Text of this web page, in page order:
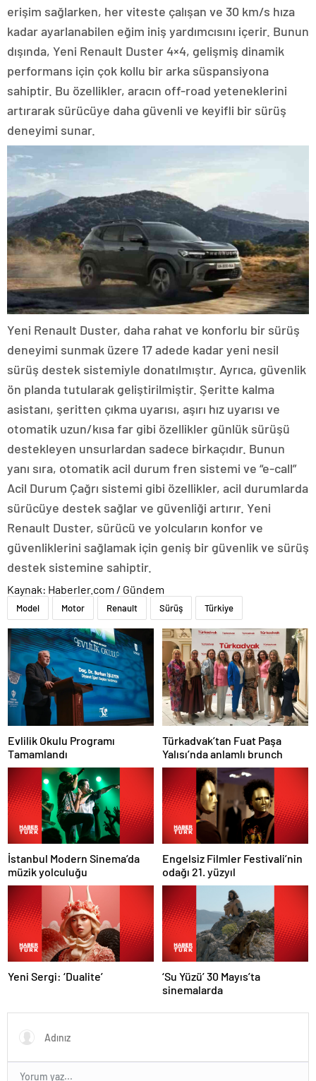
erişim sağlarken, her viteste çalışan ve 30 km/s hıza
kadar ayarlanabilen eğim iniş yardımcısını içerir. Bunun
dışında, Yeni Renault Duster 4×4, gelişmiş dinamik
performans için çok kollu bir arka süspansiyona
sahiptir. Bu özellikler, aracın off-road yeteneklerini
artırarak sürücüye daha güvenli ve keyifli bir sürüş
deneyimi sunar.
Yeni Renault Duster, daha rahat ve konforlu bir sürüş
deneyimi sunmak üzere 17 adede kadar yeni nesil
sürüş destek sistemiyle donatılmıştır. Ayrıca, güvenlik
ön planda tutularak geliştirilmiştir. Şeritte kalma
asistanı, şeritten çıkma uyarısı, aşırı hız uyarısı ve
otomatik uzun/kısa far gibi özellikler günlük sürüşü
destekleyen unsurlardan sadece birkaçıdır. Bunun
yanı sıra, otomatik acil durum fren sistemi ve “e-call”
Acil Durum Çağrı sistemi gibi özellikler, acil durumlarda
sürücüye destek sağlar ve güvenliği artırır. Yeni
Renault Duster, sürücü ve yolcuların konfor ve
güvenliklerini sağlamak için geniş bir güvenlik ve sürüş
destek sistemine sahiptir.
Kaynak: Haberler.com / Gündem
Model Motor Renault Sürüş Türkiye
Evlilik Okulu Programı
Tamamlandı
Türkadvak’tan Fuat Paşa
Yalısı’nda anlamlı brunch
İstanbul Modern Sinema’da
müzik yolculuğu
Engelsiz Filmler Festivali’nin
odağı 21. yüzyıl
Yeni Sergi: ‘Dualite’
‘Su Yüzü’ 30 Mayıs’ta
sinemalarda